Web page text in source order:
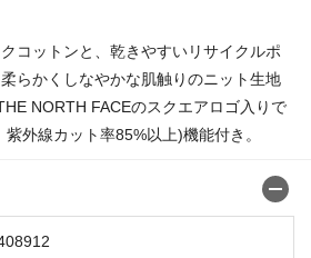
コットンと、乾きやすいリサイクルポ
らかくしなやかな肌触りのニット生地
NORTH FACEのスクエアロゴ入りで
外線カット率85%以上)機能付き。